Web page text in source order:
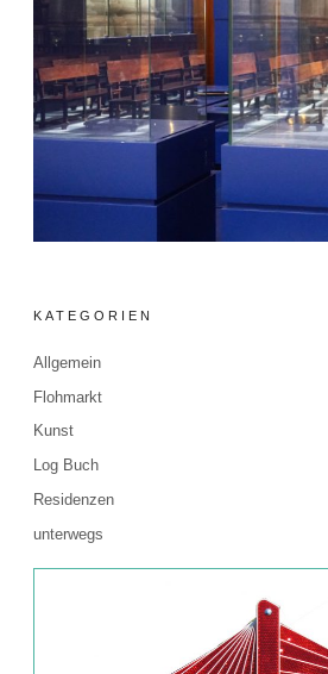
KATEGORIEN
Allgemein
Flohmarkt
Kunst
Log Buch
Residenzen
unterwegs